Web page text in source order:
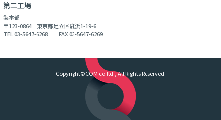
第二工場
製本部
〒123-0864 東京都足立区鹿浜1-19-6
TEL 03-5647-6268 FAX 03-5647-6269
Copyright©COM co.ltd., All Rights Reserved.